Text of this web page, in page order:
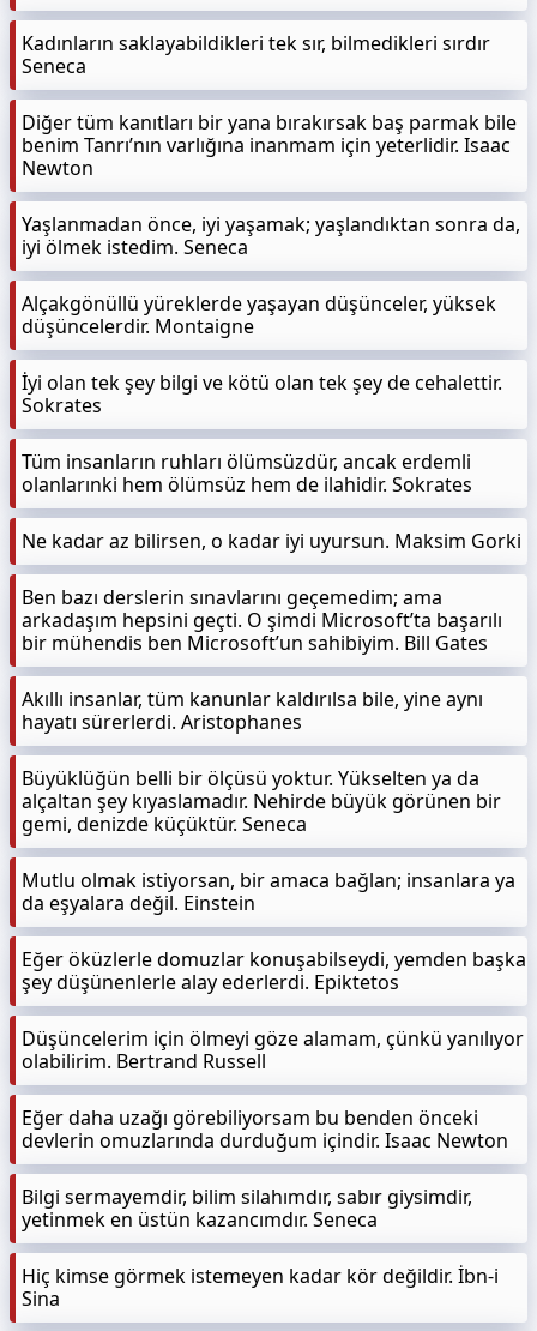
Kadınların saklayabildikleri tek sır, bilmedikleri sırdır
Seneca
Diğer tüm kanıtları bir yana bırakırsak baş parmak bile
benim Tanrı’nın varlığına inanmam için yeterlidir. Isaac
Newton
Yaşlanmadan önce, iyi yaşamak; yaşlandıktan sonra da,
iyi ölmek istedim. Seneca
Alçakgönüllü yüreklerde yaşayan düşünceler, yüksek
düşüncelerdir. Montaigne
İyi olan tek şey bilgi ve kötü olan tek şey de cehalettir.
Sokrates
Tüm insanların ruhları ölümsüzdür, ancak erdemli
olanlarınki hem ölümsüz hem de ilahidir. Sokrates
Ne kadar az bilirsen, o kadar iyi uyursun. Maksim Gorki
Ben bazı derslerin sınavlarını geçemedim; ama
arkadaşım hepsini geçti. O şimdi Microsoft’ta başarılı
bir mühendis ben Microsoft’un sahibiyim. Bill Gates
Akıllı insanlar, tüm kanunlar kaldırılsa bile, yine aynı
hayatı sürerlerdi. Aristophanes
Büyüklüğün belli bir ölçüsü yoktur. Yükselten ya da
alçaltan şey kıyaslamadır. Nehirde büyük görünen bir
gemi, denizde küçüktür. Seneca
Mutlu olmak istiyorsan, bir amaca bağlan; insanlara ya
da eşyalara değil. Einstein
Eğer öküzlerle domuzlar konuşabilseydi, yemden başka
şey düşünenlerle alay ederlerdi. Epiktetos
Düşüncelerim için ölmeyi göze alamam, çünkü yanılıyor
olabilirim. Bertrand Russell
Eğer daha uzağı görebiliyorsam bu benden önceki
devlerin omuzlarında durduğum içindir. Isaac Newton
Bilgi sermayemdir, bilim silahımdır, sabır giysimdir,
yetinmek en üstün kazancımdır. Seneca
Hiç kimse görmek istemeyen kadar kör değildir. İbn-i
Sina